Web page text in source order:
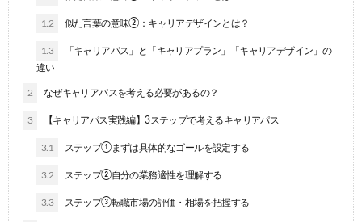
1.2 似た言葉の意味②：キャリアデザインとは？
1.3
「キャリアパス」と「キャリアプラン」「キャリアデザイン」の
違い
2 なぜキャリアパスを考える必要があるの？
3 【キャリアパス実践編】3ステップで考えるキャリアパス
3.1 ステップ①まずは具体的なゴールを設定する
3.2 ステップ②自分の業務適性を理解する
3.3 ステップ③転職市場の評価・相場を把握する